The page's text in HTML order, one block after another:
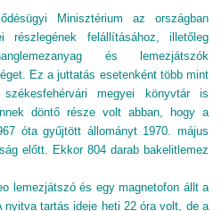
Minisztérium az országban
felállításához, illetőleg
és lemezjátszók
Ez a juttatás esetenként több mint
megyei könyvtár is
döntő része volt abban, hogy a
óta gyűjtött állományt 1970. május
előtt. Ekkor 804 darab bakelitlemez
és egy magnetofon állt a
nyitva tartás ideje heti 22 óra volt, de a